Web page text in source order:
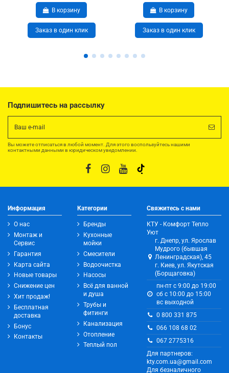
В корзину
Заказ в один клик
В корзину
Заказ в один клик
Подпишитесь на рассылку
Вы можете отписаться в любой момент. Для этого воспользуйтесь нашими
контактными данными в юридическом уведомлении.
Информация
О нас
Монтаж и
Сервис
Гарантия
Карта сайта
Новые товары
Снижение цен
Хит продаж!
Бесплатная
доставка
Бонус
Контакты
Категории
Бренды
Кухонные
мойки
Смесители
Водоочистка
Насосы
Всё для ванной
и душа
Трубы и
фитинги
Канализация
Отопление
Теплый пол
Свяжитесь с нами
КТУ - Комфорт Тепло
Уют
г. Днепр, ул. Ярослав
Мудрого (бывшая
Ленинградская), 45
г. Киев, ул. Якутская
(Борщаговка)
пн-пт с 9:00 до 19:00
сб с 10:00 до 15:00
вс выходной
0 800 331 875
066 108 68 02
067 2775316
Для партнеров:
kty.com.ua@gmail.com
Для безналичного